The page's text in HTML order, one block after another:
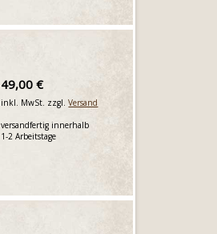
49,00 €
inkl. MwSt. zzgl.Versand
versandfertig innerhalb
1-2 Arbeitstage